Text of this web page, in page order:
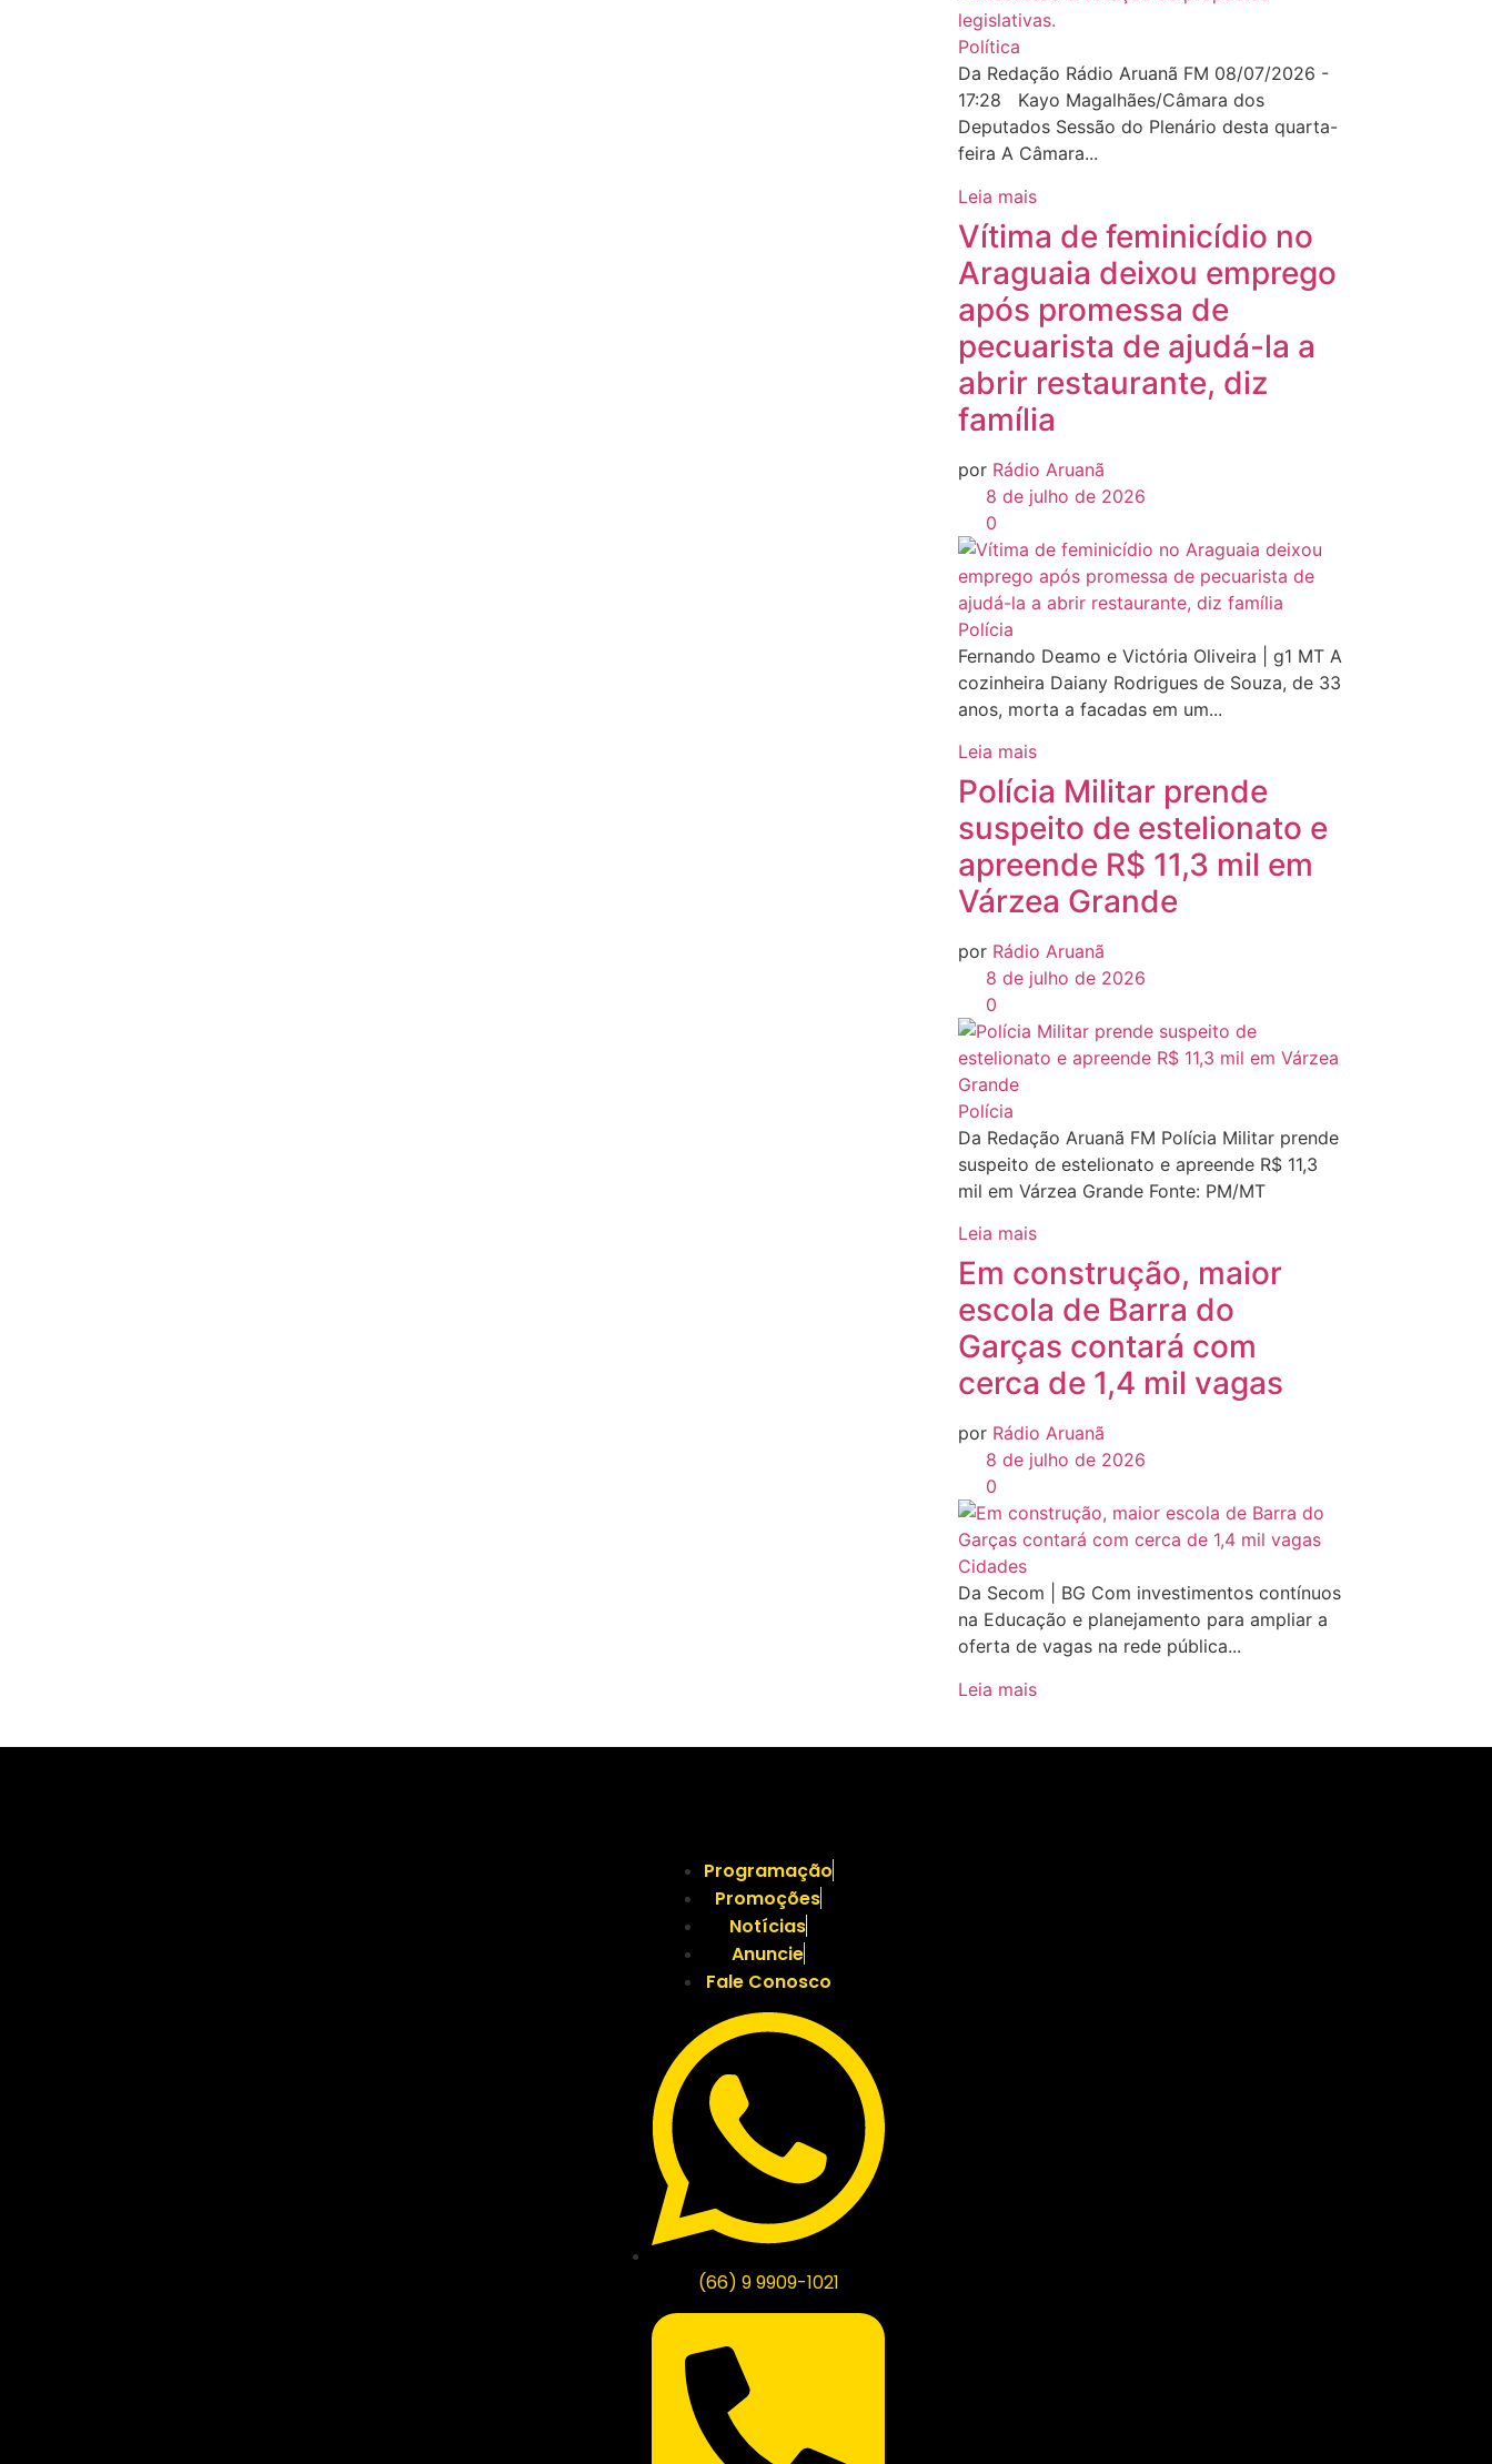
Política
Da Redação Rádio Aruanã FM 08/07/2026 -
17:28 Kayo Magalhães/Câmara dos
Deputados Sessão do Plenário desta quarta-
feira A Câmara...
Leia mais
Vítima de feminicídio no
Araguaia deixou emprego
após promessa de
pecuarista de ajudá-la a
abrir restaurante, diz
família
por Rádio Aruanã
8 de julho de 2026
0
Polícia
Fernando Deamo e Victória Oliveira | g1 MT A
cozinheira Daiany Rodrigues de Souza, de 33
anos, morta a facadas em um...
Leia mais
Polícia Militar prende
suspeito de estelionato e
apreende R$ 11,3 mil em
Várzea Grande
por Rádio Aruanã
8 de julho de 2026
0
Polícia
Da Redação Aruanã FM Polícia Militar prende
suspeito de estelionato e apreende R$ 11,3
mil em Várzea Grande Fonte: PM/MT
Leia mais
Em construção, maior
escola de Barra do
Garças contará com
cerca de 1,4 mil vagas
por Rádio Aruanã
8 de julho de 2026
0
Cidades
Da Secom | BG Com investimentos contínuos
na Educação e planejamento para ampliar a
oferta de vagas na rede pública...
Leia mais
Programação
Promoções
Notícias
Anuncie
Fale Conosco
(66) 9 9909-1021